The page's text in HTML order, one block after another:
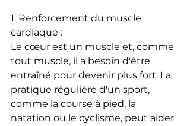
1. Renforcement du muscle
cardiaque :
Le cœur est un muscle et, comme
tout muscle, il a besoin d'être
entraîné pour devenir plus fort. La
pratique régulière d'un sport,
comme la course à pied, la
natation ou le cyclisme, peut aider